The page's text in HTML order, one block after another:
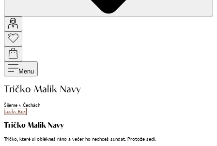
Menu
Tričko Malik Navy
Šijeme v Čechách
Lucky Boy
Tričko Malik Navy
Tričko, které si oblékneš ráno a večer ho nechceš sundat. Protože sedí.